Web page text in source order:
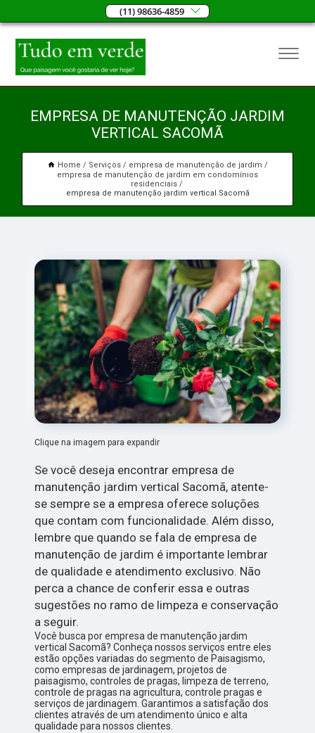
(11) 98636-4859
EMPRESA DE MANUTENÇÃO JARDIM
VERTICAL SACOMÃ
Home Serviços
empresa de manutenção de jardim
empresa de manutenção de jardim em condomínios
residenciais
empresa de manutenção jardim vertical Sacomã
Clique na imagem para expandir
Se você deseja encontrar empresa de
manutenção jardim vertical Sacomã, atente-
se sempre se a empresa oferece soluções
que contam com funcionalidade. Além disso,
lembre que quando se fala de empresa de
manutenção de jardim é importante lembrar
de qualidade e atendimento exclusivo. Não
perca a chance de conferir essa e outras
sugestões no ramo de limpeza e conservação
a seguir.
Você busca por empresa de manutenção jardim
vertical Sacomã? Conheça nossos serviços entre eles
estão opções variadas do segmento de Paisagismo,
como empresas de jardinagem, projetos de
paisagismo, controles de pragas, limpeza de terreno,
controle de pragas na agricultura, controle pragas e
serviços de jardinagem. Garantimos a satisfação dos
clientes através de um atendimento único e alta
qualidade para nossos clientes.